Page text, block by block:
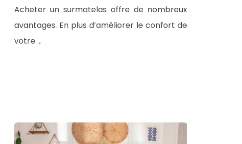
Acheter un surmatelas offre de nombreux
avantages. En plus d’améliorer le confort de
votre …